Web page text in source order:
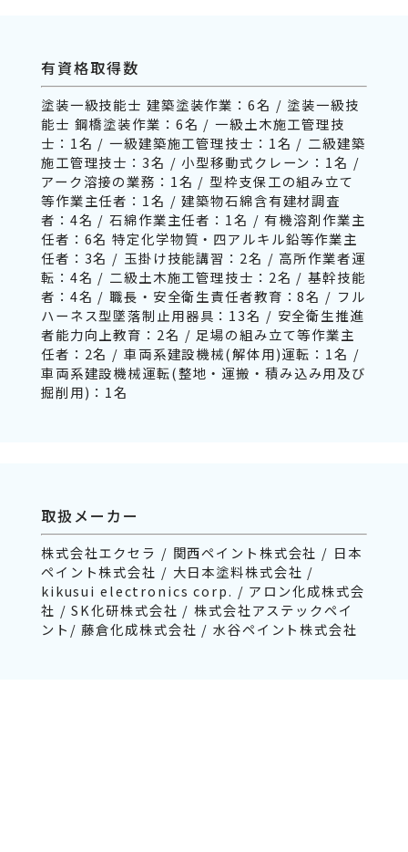
有資格取得数
塗装一級技能士 建築塗装作業：6名 / 塗装一級技
能士 鋼橋塗装作業：6名 / 一級土木施工管理技
士：1名 / 一級建築施工管理技士：1名 / 二級建築
施工管理技士：3名 / 小型移動式クレーン：1名 /
アーク溶接の業務：1名 / 型枠支保工の組み立て
等作業主任者：1名 / 建築物石綿含有建材調査
者：4名 / 石綿作業主任者：1名 / 有機溶剤作業主
任者：6名 特定化学物質・四アルキル鉛等作業主
任者：3名 / 玉掛け技能講習：2名 / 高所作業者運
転：4名 / 二級土木施工管理技士：2名 / 基幹技能
者：4名 / 職長・安全衛生責任者教育：8名 / フル
ハーネス型墜落制止用器具：13名 / 安全衛生推進
者能力向上教育：2名 / 足場の組み立て等作業主
任者：2名 / 車両系建設機械(解体用)運転：1名 /
車両系建設機械運転(整地・運搬・積み込み用及び
掘削用)：1名
取扱メーカー
株式会社エクセラ / 関西ペイント株式会社 / 日本
ペイント株式会社 / 大日本塗料株式会社 /
kikusui electronics corp. / アロン化成株式会
社 / SK化研株式会社 / 株式会社アステックペイ
ント/ 藤倉化成株式会社 / 水谷ペイント株式会社